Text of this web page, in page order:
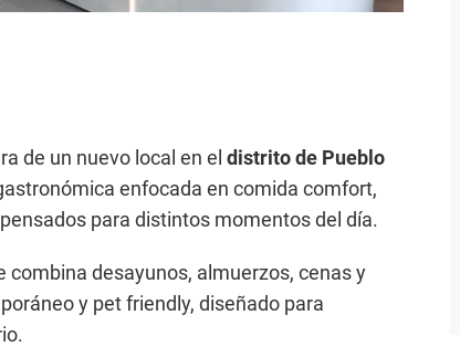
de un nuevo local en el distrito de Pueblo
enfocada en comida comfort,
para distintos momentos del día.
desayunos, almuerzos, cenas y
y pet friendly, diseñado para